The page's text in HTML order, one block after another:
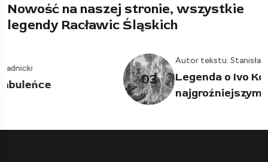
Nowość na naszej stronie, wszystkie
legendy Racławic Śląskich
03
Autor tekstu: Stanisław Stadnicki
Legenda o Ivo Kossivie,
najgroźniejszym rozbójniku...